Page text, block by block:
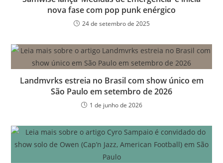
nova fase com pop punk enérgico
24 de setembro de 2025
Landmvrks estreia no Brasil com show único em
São Paulo em setembro de 2026
1 de junho de 2026